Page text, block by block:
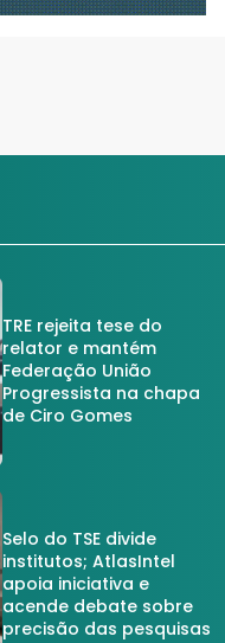
TRE rejeita tese do
relator e mantém
Federação União
Progressista na chapa
de Ciro Gomes
Selo do TSE divide
institutos; AtlasIntel
apoia iniciativa e
acende debate sobre
precisão das pesquisas